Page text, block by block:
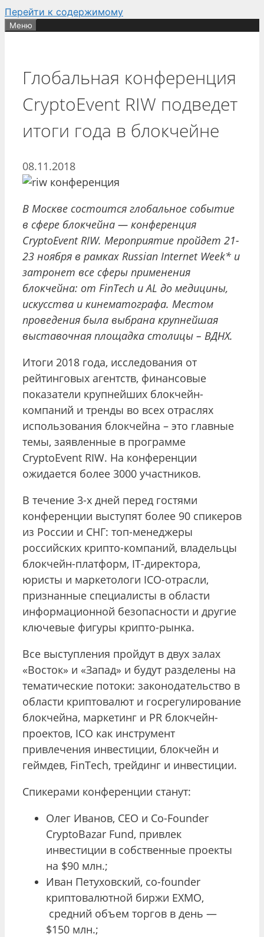
Перейти к содержимому
Меню
Глобальная конференция
CryptoEvent RIW подведет
итоги года в блокчейне
08.11.2018
В Москве состоится глобальное событие
в сфере блокчейна — конференция
CryptoEvent RIW. Мероприятие пройдет 21-
23 ноября в рамках Russian Internet Week* и
затронет все сферы применения
блокчейна: от FinTech иAL до медицины,
искусства и кинематографа. Местом
проведения была выбрана крупнейшая
выставочная площадка столицы – ВДНХ.
Итоги 2018 года, исследования от
рейтинговых агентств, финансовые
показатели крупнейших блокчейн-
компаний и тренды во всех отраслях
использования блокчейна – это главные
темы, заявленные в программе
CryptoEvent RIW. На конференции
ожидается более 3000 участников.
В течение 3-х дней перед гостями
конференции выступят более 90 спикеров
из России и СНГ: топ-менеджеры
российских крипто-компаний, владельцы
блокчейн-платформ, IT-директора,
юристы и маркетологи ICO-отрасли,
признанные специалисты в области
информационной безопасности и другие
ключевые фигуры крипто-рынка.
Все выступления пройдут в двух залах
«Восток» и «Запад» и будут разделены на
тематические потоки: законодательство в
области криптовалют и госрегулирование
блокчейна, маркетинг и PR блокчейн-
проектов, ICO как инструмент
привлечения инвестиции, блокчейн и
геймдев, FinTech, трейдинг и инвестиции.
Спикерами конференции станут:
Олег Иванов, CEO и Co-Founder
CryptoBazar Fund, привлек
инвестиции в собственные проекты
на $90 млн.;
Иван Петуховский, сo-founder
криптовалютной биржи EXMO,
средний объем торгов в день —
$150 млн.;